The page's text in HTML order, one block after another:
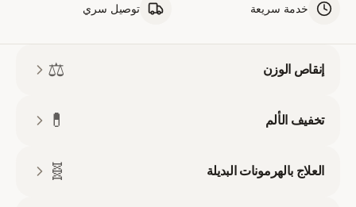
خدمة سريعة توصيل سري
إنقاص الوزن ⚖️
تخفيف الألم 💊
العلاج بالهرمونات البديلة 🧬